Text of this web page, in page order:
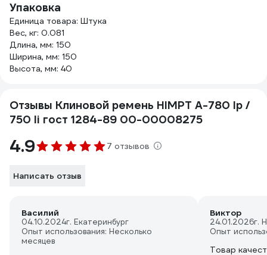
Упаковка
Единица товара: Штука
Вес, кг: 0.081
Длина, мм: 150
Ширина, мм: 150
Высота, мм: 40
Отзывы Клиновой ремень HIMPT A-780 lp /
750 li гост 1284-89 00-00008275
4.9 7 отзывов
Написать отзыв
Василий
04.10.2024г. Екатеринбург
Опыт использования: Несколько
месяцев
Виктор
24.01.2026г.
Опыт
Товар